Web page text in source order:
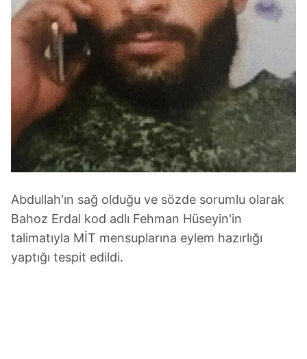
Abdullah'ın sağ olduğu ve sözde sorumlu olarak
Bahoz Erdal kod adlı Fehman Hüseyin'in
talimatıyla MİT mensuplarına eylem hazırlığı
yaptığı tespit edildi.